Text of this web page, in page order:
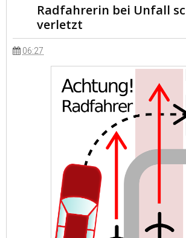
Radfahrerin bei Unfall
verletzt
06:27